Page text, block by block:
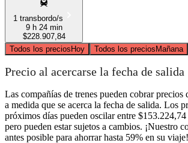
1 transbordo/s
9 h 24 min
$228.907,84
Todos los preciosHoy Todos los preciosMañana
Precio al acercarse la fecha de salida
Las compañías de trenes pueden cobrar precios
a medida que se acerca la fecha de salida. Los
próximos días pueden oscilar entre
pero pueden estar sujetos a cambios. ¡Nuestro
antes posible para ahorrar hasta 59% en su viaje!